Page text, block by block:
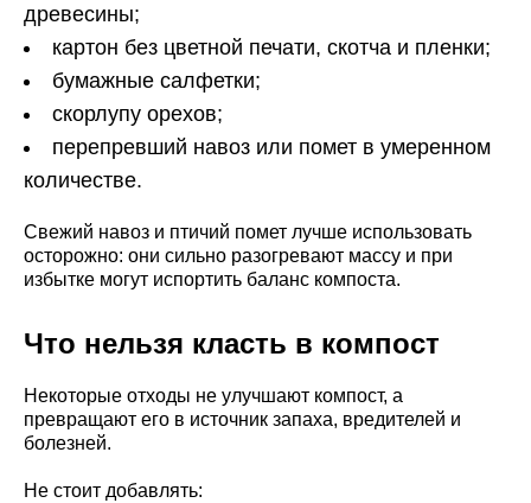
древесины;
картон без цветной печати, скотча и пленки;
бумажные салфетки;
скорлупу орехов;
перепревший навоз или помет в умеренном
количестве.
Свежий навоз и птичий помет лучше использовать
осторожно: они сильно разогревают массу и при
избытке могут испортить баланс компоста.
Что нельзя класть в компост
Некоторые отходы не улучшают компост, а
превращают его в источник запаха, вредителей и
болезней.
Не стоит добавлять: